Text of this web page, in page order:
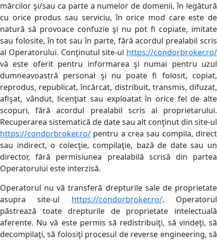
mărcilor şi/sau ca parte a numelor de domenii, în legătură
cu orice produs sau serviciu, în orice mod care este de
natură să provoace confuzie şi nu pot fi copiate, imitate
sau folosite, în tot sau în parte, fără acordul prealabil scris
al Operatorului. Conţinutul site-ul https://condorbroker.ro/
vă este oferit pentru informarea şi numai pentru uzul
dumneavoastră personal şi nu poate fi folosit, copiat,
reprodus, republicat, încărcat, distribuit, transmis, difuzat,
afişat, vândut, licenţiat sau exploatat în orice fel de alte
scopuri, fără acordul prealabil scris al proprietarului.
Recuperarea sistematică de date sau alt conţinut din site-ul
https://condorbroker.ro/ pentru a crea sau compila, direct
sau indirect, o colecţie, compilaţie, bază de date sau un
director, fără permisiunea prealabilă scrisă din partea
Operatorului este interzisă.
Operatorul nu vă transferă drepturile sale de proprietate
asupra site-ul https://condorbroker.ro/. Operatorul
păstrează toate drepturile de proprietate intelectuală
aferente. Nu vă este permis să redistribuiţi, să vindeţi, să
decompilaţi, să folosiţi procesul de reverse engineering, să